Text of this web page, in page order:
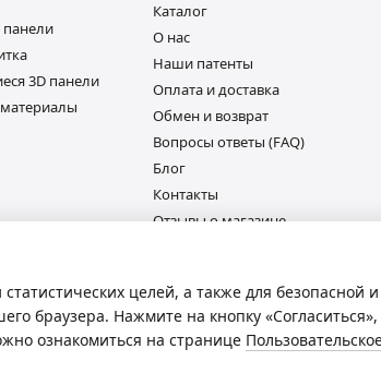
панели
3D панели
Каталог
О нас
Наши патенты
Оплата и доставка
Обмен и возврат
Вопросы ответы (FAQ)
Блог
Контакты
Отзывы о магазине
целей, а также для безопасной
браузера. Нажмите на кнопку
ознакомиться на странице